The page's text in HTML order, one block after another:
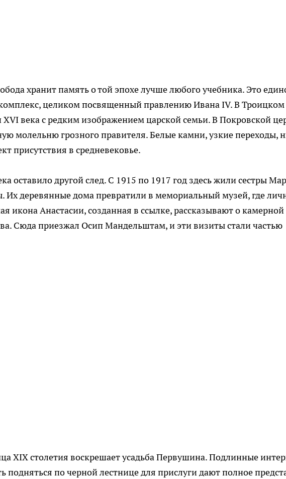
хранит память о той эпохе лучше любого учебника. Это
целиком посвященный правлению Ивана IV. В Троицком
XVI века с редким изображением царской семьи. В Покровской
молельню грозного правителя. Белые камни, узкие переходы,
присутствия в средневековье.
оставило другой след. С 1915 по 1917 год здесь жили сестры
Их деревянные дома превратили в мемориальный музей, где
икона Анастасии, созданная в ссылке, рассказывают о камерной
Сюда приезжал Осип Мандельштам, и эти визиты стали частью
XIX столетия воскрешает усадьба Первушина. Подлинные
подняться по черной лестнице для прислуги дают полное